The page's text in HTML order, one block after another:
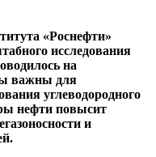
«Роснефти»
исследования
на
важны для
углеводородного
нефти повысит
и